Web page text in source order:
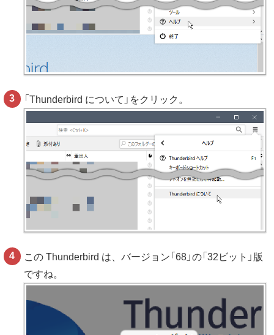
「Thunderbird について」をクリック。
この Thunderbird は、バージョン「68」の「32ビット」版
ですね。